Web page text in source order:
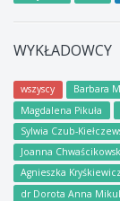
WYKŁADOWCY
wszyscy Barbara
Magdalena Pikuła
Sylwia Czub-
Joanna
Agnieszka
dr Dorota Anna